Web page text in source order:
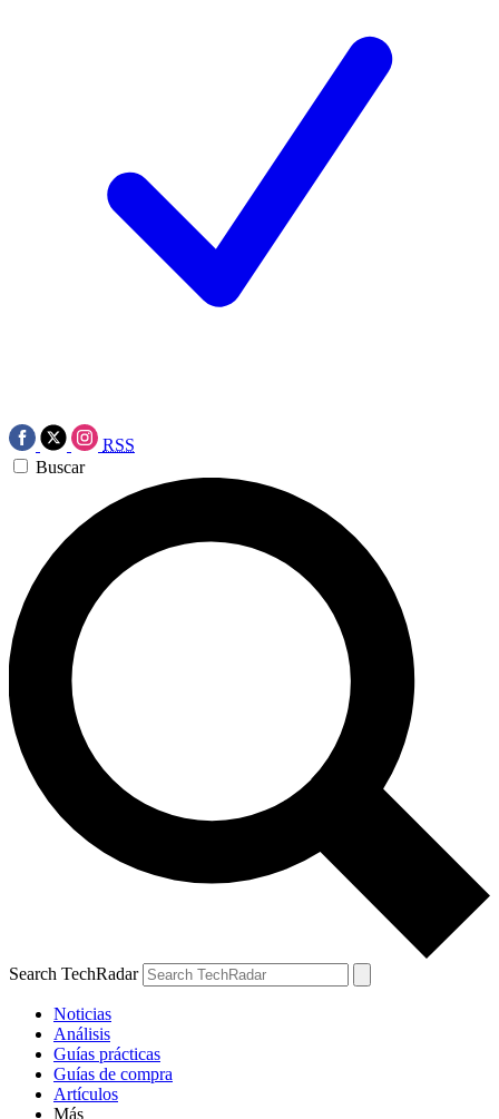
RSS
Buscar
Search TechRadar
Noticias
Análisis
Guías prácticas
Guías de compra
Artículos
Más